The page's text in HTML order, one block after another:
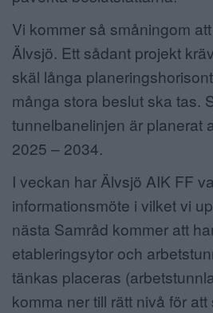
Vi kommer så småningom
Älvsjö. Ett sådant projekt
skäl långa
många stora beslut ska tas.
tunnelbanelinjen är planerat
2025 – 2034.
I veckan har Älvsjö AIK FF
informationsmöte i vilket vi
nästa Samråd kommer att
etableringsytor och
tänkas placeras
komma ner till rätt nivå för